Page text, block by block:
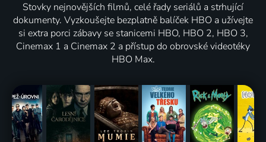
Stovky nejnovějších filmů, celé řady seriálů a strhující
dokumenty. Vyzkoušejte bezplatně balíček HBO a užívejte
si extra porci zábavy se stanicemi HBO, HBO 2, HBO 3,
Cinemax 1 a Cinemax 2 a přístup do obrovské videotéky
HBO Max.